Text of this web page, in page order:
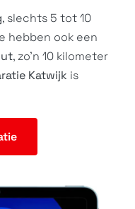
, slechts 5 tot 10
hebben ook een
, zo’n 10 kilometer
Katwijk is